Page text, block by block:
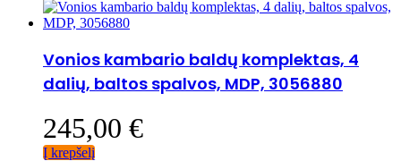
Vonios kambario baldų komplektas, 4
dalių, baltos spalvos, MDP, 3056880
245,00 €
Į krepšelį